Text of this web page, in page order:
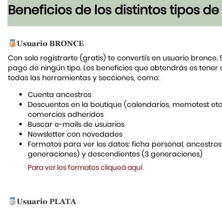
Beneficios de los distintos tipos de
Con solo registrarte (gratis) te convertís en usuario bronce.
pago de ningún tipo. Los beneficios que obtendrás es tener
todas las herramientas y secciones, como:
Cuenta ancestros
Descuentos en la boutique (calendarios, memotest
comercios adheridos
Buscar e-mails de usuarios
Newsletter con novedades
Formatos para ver los datos: ficha personal,
generaciones) y descendientes (3 generaciones)
Para ver los formatos cliqueá aquí